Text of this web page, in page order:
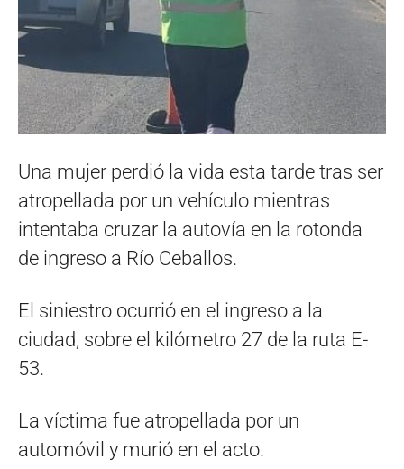
Una mujer perdió la vida esta tarde tras ser
atropellada por un vehículo mientras
intentaba cruzar la autovía en la rotonda
de ingreso a Río Ceballos.
El siniestro ocurrió en el ingreso a la
ciudad, sobre el kilómetro 27 de la ruta E-
53.
La víctima fue atropellada por un
automóvil y murió en el acto.